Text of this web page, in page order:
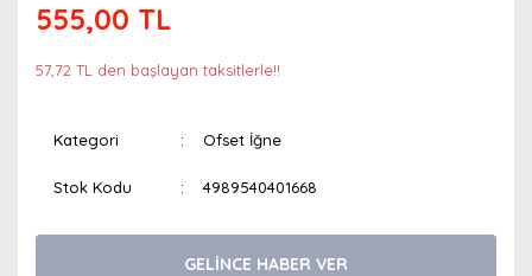
555,00 TL
57,72 TL den başlayan taksitlerle!!
Kategori Ofset İğne
Stok Kodu 4989540401668
GELİNCE HABER VER